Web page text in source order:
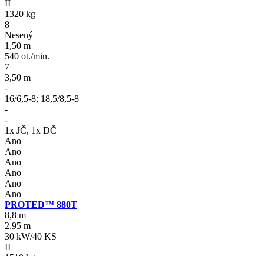
II
1320 kg
8
Nesený
1,50 m
540 ot./min.
7
3,50 m
-
16/6,5-8; 18,5/8,5-8
-
-
1x JČ, 1x DČ
Ano
Ano
Ano
Ano
Ano
Ano
PROTED™ 880T
8,8 m
2,95 m
30 kW/40 KS
II